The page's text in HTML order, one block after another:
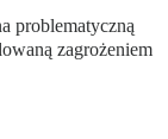
problematyczną
zagrożeniem